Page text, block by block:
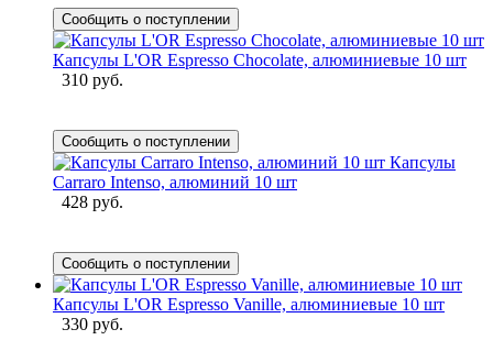
Сообщить о поступлении
Капсулы L'OR Espresso Chocolate, алюминиевые 10 шт
310 руб.
Сообщить о поступлении
Капсулы
Carraro Intenso, алюминий 10 шт
428 руб.
Сообщить о поступлении
Капсулы L'OR Espresso Vanille, алюминиевые 10 шт
330 руб.